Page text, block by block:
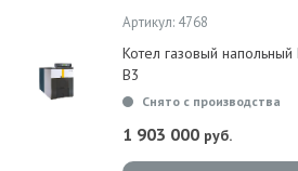
Артикул: 4768
Котел газовый
B3
Снято с производства
1 903 000 руб.